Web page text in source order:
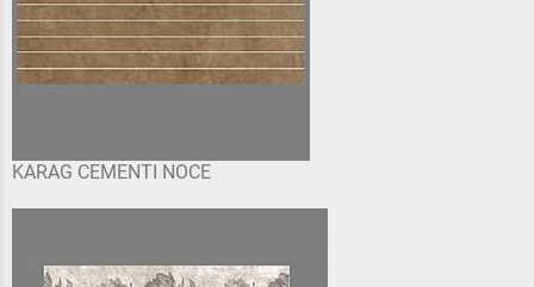
KARAG CEMENTI NOCE